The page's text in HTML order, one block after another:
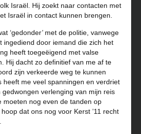
Israël. Hij zoekt naar contacten met
Israël in contact kunnen brengen.
‘gedonder’ met de politie, vanwege
ingediend door iemand die zich het
heeft toegeëigend met valse
Hij dacht zo definitief van me af te
zijn verkeerde weg te kunnen
heeft me veel spanningen en verdriet
verlenging van mijn reis
moeten nog even de tanden op
dat ons nog voor Kerst ’11 recht